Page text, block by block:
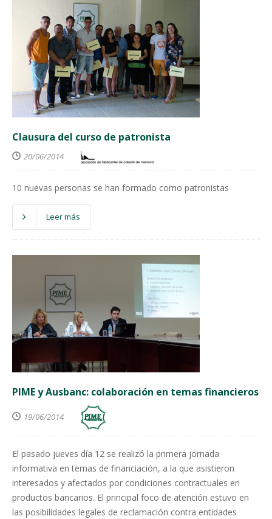
Clausura del curso de patronista
20/06/2014
10 nuevas personas se han formado como patronistas
Leer más
PIME y Ausbanc: colaboración en temas financieros
19/06/2014
El pasado jueves día 12 se realizó la primera jornada
informativa en temas de financiación, a la que asistieron
interesados y afectados por condiciones contractuales en
productos bancarios. El principal foco de atención estuvo en
las posibilidades legales de reclamación contra entidades